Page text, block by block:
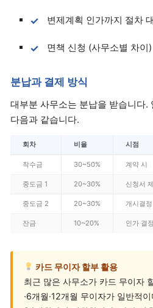
변제계획 인가까지 절차
면책 신청 (사무소별 차이)
분납과 결제 방식
대부분 사무소는 분납을 받습니다.
다음과 같습니다.
회차 비율 시점
착수금 30~50% 계약 시
중도금 1 20~30% 신청서
중도금 2 20~30% 개시결
잔금 10~20% 인가 결
카드 무이자 할부 활용
최근 많은 사무소가 카드 무이자
·6개월·12개월 무이자가 일반적